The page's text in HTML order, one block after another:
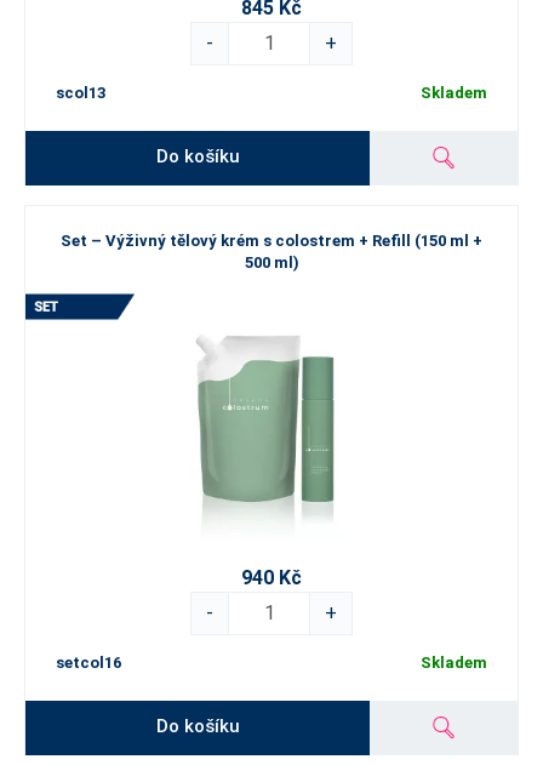
845 Kč
-
+
scol13 Skladem
Do košíku
Set – Výživný tělový krém s colostrem + Refill (150 ml +
500 ml)
940 Kč
-
+
setcol16 Skladem
Do košíku